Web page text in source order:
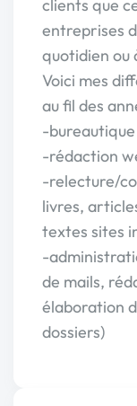
clients que
entreprises
quotidien ou
Voici mes
au fil des
-
-rédaction
-relecture/
livres,
textes sites
-
de mails,
élaboration
dossiers)